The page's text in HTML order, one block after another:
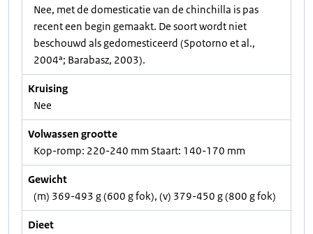
Nee, met de domesticatie van de chinchilla is pas
recent een begin gemaakt. De soort wordt niet
beschouwd als gedomesticeerd (Spotorno et al.,
2004ª; Barabasz, 2003).
Kruising
Nee
Volwassen grootte
Kop-romp: 220-240 mm Staart: 140-170 mm
Gewicht
(m) 369-493 g (600 g fok), (v) 379-450 g (800 g fok)
Dieet